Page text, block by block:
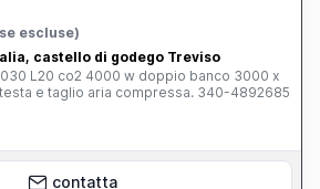
escluse)
castello di godego Treviso
doppio banco 3000 x
e taglio aria compressa. 340-4892685
contatta